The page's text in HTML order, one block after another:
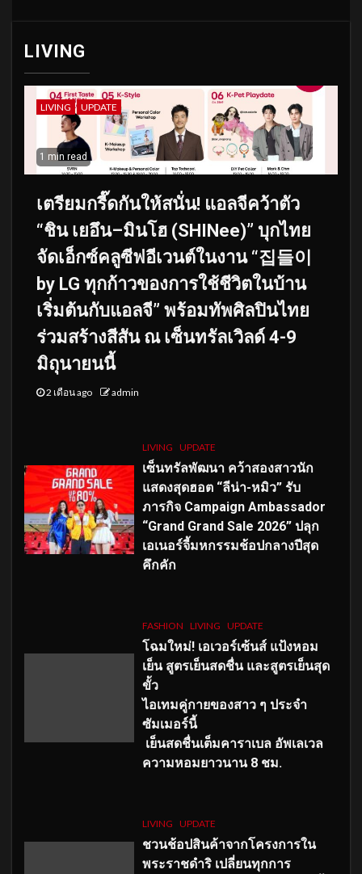
LIVING
LIVING UPDATE
1 min read
เตรียมกรี๊ดกันให้สนั่น! แอลจีคว้าตัว
“ชิน เยอึน–มินโฮ (SHINee)” บุกไทย
จัดเอ็กซ์คลูซีฟอีเวนต์ในงาน “집들이
by LG ทุกก้าวของการใช้ชีวิตในบ้าน
เริ่มต้นกับแอลจี” พร้อมทัพศิลปินไทย
ร่วมสร้างสีสัน ณ เซ็นทรัลเวิลด์ 4-9
มิถุนายนนี้
2 เดือน ago admin
LIVING UPDATE
เซ็นทรัลพัฒนา คว้าสองสาวนัก
แสดงสุดฮอต “ลีน่า-หมิว” รับ
ภารกิจ Campaign Ambassador
“Grand Grand Sale 2026” ปลุก
เอเนอร์จี้มหกรรมช้อปกลางปีสุด
คึกคัก
FASHION LIVING UPDATE
โฉมใหม่! เอเวอร์เซ้นส์ แป้งหอม
เย็น สูตรเย็นสดชื่น และสูตรเย็นสุด
ขั้ว
ไอเทมคู่กายของสาว ๆ ประจำ
ซัมเมอร์นี้
เย็นสดชื่นเต็มคาราเบล อัพเลเวล
ความหอมยาวนาน 8 ชม.
LIVING UPDATE
ชวนช้อปสินค้าจากโครงการใน
พระราชดำริ เปลี่ยนทุกการ